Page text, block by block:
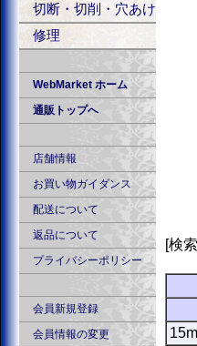
切断・切削・穴あけ
修理
WebMarket ホーム
通販トップへ
店舗情報
お買い物ガイダンス
配送について
返品について
プライバシーポリシー
会員新規登録
会員情報の変更
[検